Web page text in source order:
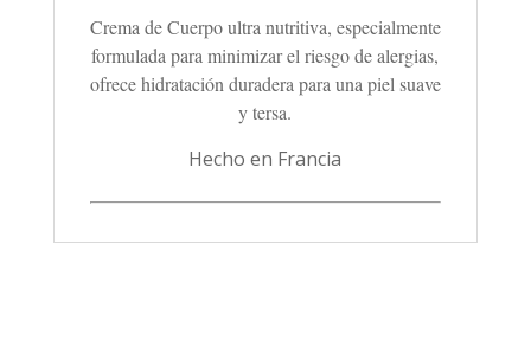
Crema de Cuerpo ultra nutritiva, especialmente
formulada para minimizar el riesgo de alergias,
ofrece hidratación duradera para una piel suave
y tersa.
Hecho en Francia